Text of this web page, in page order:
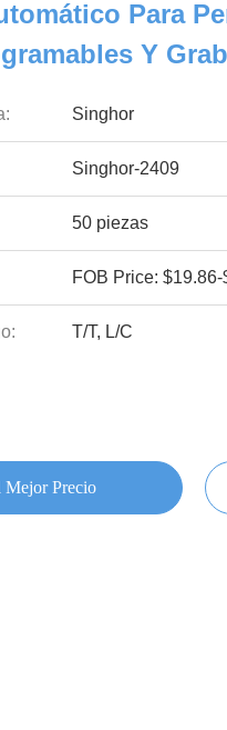
Para
Y
Singhor
Singhor-2409
50 piezas
FOB Price:
T/T, L/C
Mejor Precio